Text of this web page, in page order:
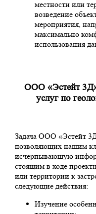
местности или
возведение
мероприятия,
максимально
использования
ООО «Эстейт 3Д»
услуг по
Задача ООО «Эстейт
позволяющих нашим
исчерпывающую
стоящим в ходе
или территории к
следующие действия:
Изучение